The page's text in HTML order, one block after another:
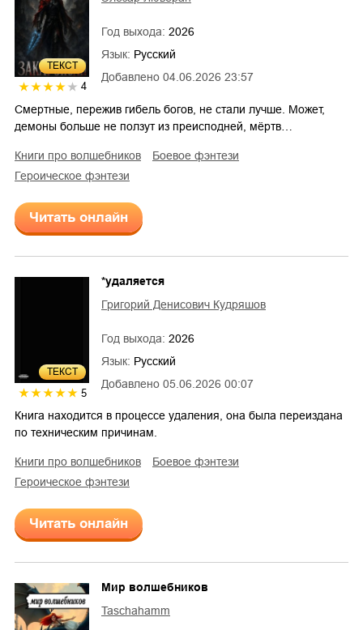
ТЕКСТ
4
Добавлено 04.06.2026 23:57
Год выхода: 2026
Язык: Русский
Смертные, пережив гибель богов, не стали лучше. Может,
демоны больше не ползут из преисподней, мёртв…
книги про волшебников
боевое фэнтези
героическое фэнтези
Читать онлайн
ТЕКСТ
5
Добавлено 05.06.2026 00:07
*удаляется
Григорий Денисович Кудряшов
Год выхода: 2026
Язык: Русский
Книга находится в процессе удаления, она была переиздана
по техническим причинам.
книги про волшебников
боевое фэнтези
героическое фэнтези
Читать онлайн
Мир волшебников
Taschahamm